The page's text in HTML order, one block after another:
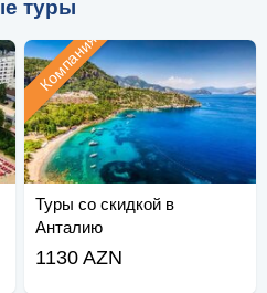
туры
Туры со скидкой в
Анталию
Компания
1130 AZN